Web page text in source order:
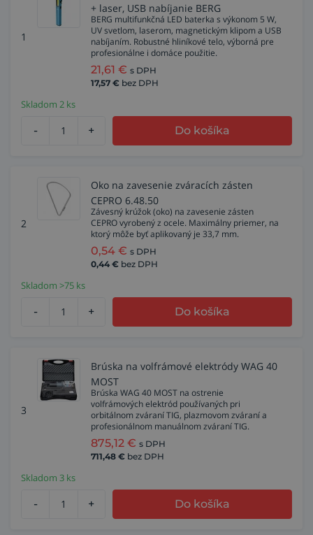
1
+ laser, USB nabíjanie BERG
BERG multifunkčná LED baterka s výkonom 5 W,
UV svetlom, laserom, magnetickým klipom a USB
nabíjaním. Robustné hliníkové telo, výborná pre
profesionálne i domáce použitie.
21,61 € s DPH
17,57 € bez DPH
Skladom 2 ks
- + Do košíka
2
Oko na zavesenie zváracích zásten
CEPRO 6.48.50
Závesný krúžok (oko) na zavesenie zásten
CEPRO vyrobený z ocele. Maximálny priemer, na
ktorý môže byť aplikovaný je 33,7 mm.
0,54 € s DPH
0,44 € bez DPH
Skladom >75 ks
- + Do košíka
3
Brúska na volfrámové elektródy WAG 40
MOST
Brúska WAG 40 MOST na ostrenie
volfrámových elektród používaných pri
orbitálnom zváraní TIG, plazmovom zváraní a
profesionálnom manuálnom zváraní TIG.
875,12 € s DPH
711,48 € bez DPH
Skladom 3 ks
- + Do košíka